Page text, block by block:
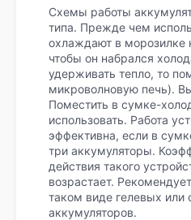
Схемы работы
типа. Прежде чем
охлаждают в морозилке
чтобы он набрался
удерживать тепло, то
микроволновую печь).
Поместить в сумке-
использовать. Работа
эффективна, если в
три аккумуляторы.
действия такого
возрастает.
таком виде гелевых или
аккумуляторов.